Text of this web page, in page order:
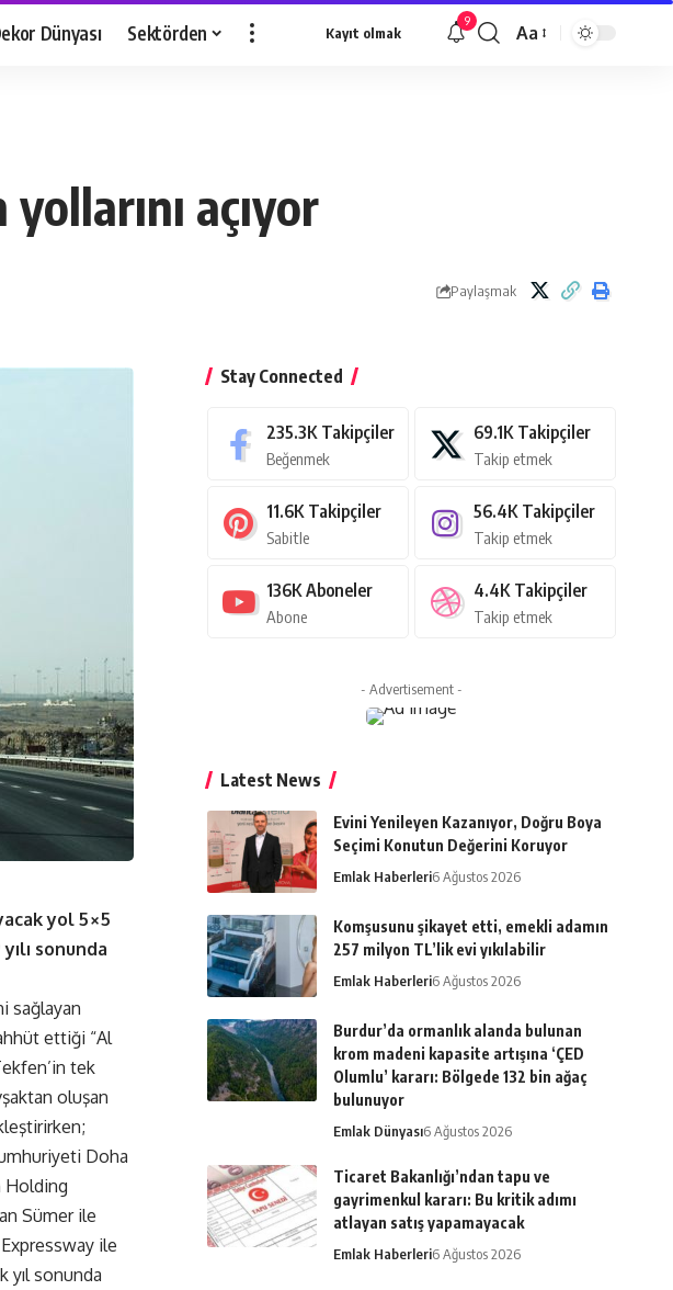
Dünyası Sektörden Kayıt olmak
9
Yazı
Aa
açıyor
Paylaşmak
yol 5×5
sonunda
sağlayan
ettiği “Al
tek
oluşan
Doha
Holding
Sümer ile
ile
yıl sonunda
Stay Connected
235.3K Takipçiler
Beğenmek
69.1K Takipçiler
Takip etmek
11.6K Takipçiler
Sabitle
56.4K Takipçiler
Takip etmek
136K Aboneler
Abone
4.4K Takipçiler
Takip etmek
- Advertisement -
Latest News
Evini Yenileyen Kazanıyor, Doğru Boya
Seçimi Konutun Değerini Koruyor
Emlak Haberleri6 Ağustos 2026
Komşusunu şikayet etti, emekli adamın
257 milyon TL’lik evi yıkılabilir
Emlak Haberleri6 Ağustos 2026
Burdur’da ormanlık alanda bulunan
krom madeni kapasite artışına ‘ÇED
Olumlu’ kararı: Bölgede 132 bin ağaç
bulunuyor
Emlak Dünyası6 Ağustos 2026
Ticaret Bakanlığı’ndan tapu ve
gayrimenkul kararı: Bu kritik adımı
atlayan satış yapamayacak
Emlak Haberleri6 Ağustos 2026